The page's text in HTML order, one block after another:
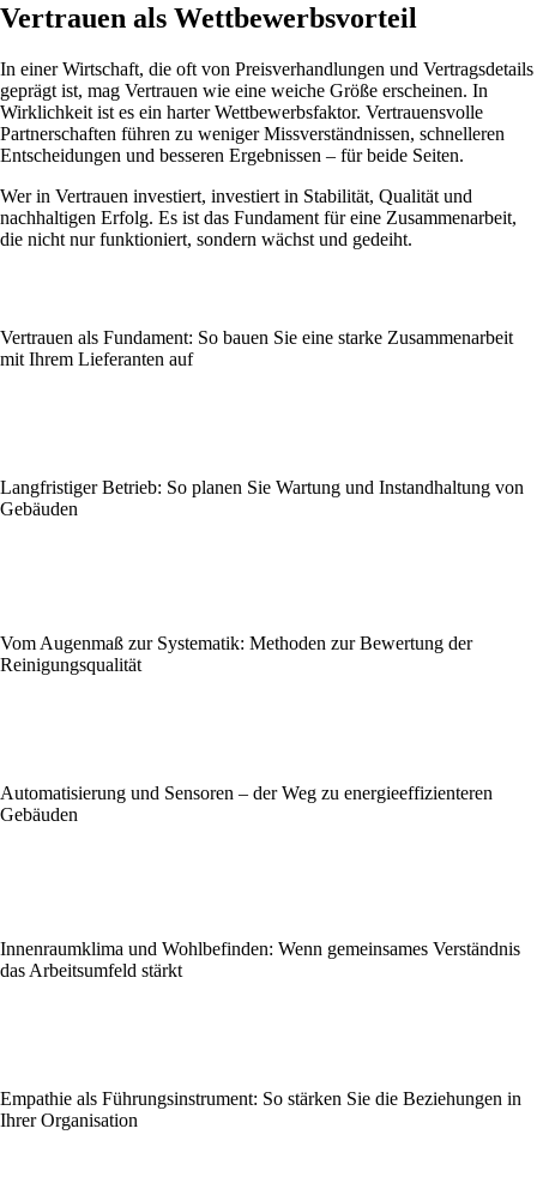
Vertrauen als Wettbewerbsvorteil
In einer Wirtschaft, die oft von Preisverhandlungen und Vertragsdetails
geprägt ist, mag Vertrauen wie eine weiche Größe erscheinen. In
Wirklichkeit ist es ein harter Wettbewerbsfaktor. Vertrauensvolle
Partnerschaften führen zu weniger Missverständnissen, schnelleren
Entscheidungen und besseren Ergebnissen – für beide Seiten.
Wer in Vertrauen investiert, investiert in Stabilität, Qualität und
nachhaltigen Erfolg. Es ist das Fundament für eine Zusammenarbeit,
die nicht nur funktioniert, sondern wächst und gedeiht.
Vertrauen als Fundament: So bauen Sie eine starke Zusammenarbeit
mit Ihrem Lieferanten auf
Langfristiger Betrieb: So planen Sie Wartung und Instandhaltung von
Gebäuden
Vom Augenmaß zur Systematik: Methoden zur Bewertung der
Reinigungsqualität
Automatisierung und Sensoren – der Weg zu energieeffizienteren
Gebäuden
Innenraumklima und Wohlbefinden: Wenn gemeinsames Verständnis
das Arbeitsumfeld stärkt
Empathie als Führungsinstrument: So stärken Sie die Beziehungen in
Ihrer Organisation